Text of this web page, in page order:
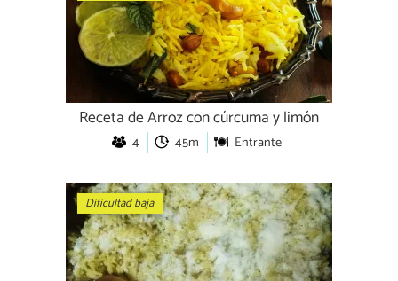
Receta de Arroz con cúrcuma y limón
4 45m Entrante
Dificultad baja